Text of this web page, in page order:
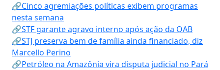
🔗Cinco agremiações políticas exibem programas
nesta semana
🔗STF garante agravo interno após ação da OAB
🔗STJ preserva bem de família ainda financiado, diz
Marcello Perino
🔗Petróleo na Amazônia vira disputa judicial no Pará